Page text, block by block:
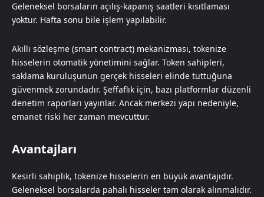
Geleneksel borsaların açılış-kapanış saatleri kısıtlaması
yoktur. Hafta sonu bile işlem yapılabilir.
Akıllı sözleşme (smart contract) mekanizması, tokenize
hisselerin otomatik yönetimini sağlar. Token sahipleri,
saklama kuruluşunun gerçek hisseleri elinde tuttuğuna
güvenmek zorundadır. Şeffaflık için, bazı platformlar düzenli
denetim raporları yayınlar. Ancak merkezi yapı nedeniyle,
emanet riski her zaman mevcuttur.
Avantajları
Kesirli sahiplik, tokenize hisselerin en büyük avantajıdır.
Geleneksel borsalarda pahalı hisseler tam olarak alınmalıdır.